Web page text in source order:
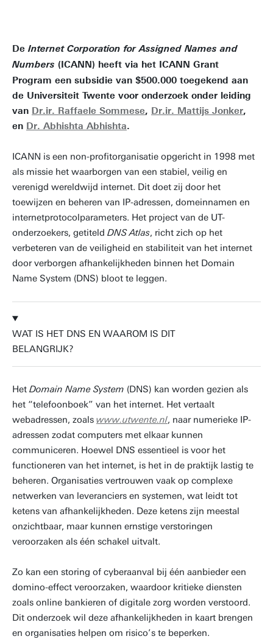
De Internet Corporation for Assigned Names and
Numbers (ICANN) heeft via het ICANN Grant
Program een subsidie van $500.000 toegekend aan
de Universiteit Twente voor onderzoek onder leiding
van Dr.ir. Raffaele Sommese, Dr.ir. Mattijs Jonker,
en Dr. Abhishta Abhishta.
ICANN is een non-profitorganisatie opgericht in 1998 met
als missie het waarborgen van een stabiel, veilig en
verenigd wereldwijd internet. Dit doet zij door het
toewijzen en beheren van IP-adressen, domeinnamen en
internetprotocolparameters. Het project van de UT-
onderzoekers, getiteld DNS Atlas, richt zich op het
verbeteren van de veiligheid en stabiliteit van het internet
door verborgen afhankelijkheden binnen het Domain
Name System (DNS) bloot te leggen.
WAT IS HET DNS EN WAAROM IS DIT
BELANGRIJK?
Het Domain Name System (DNS) kan worden gezien als
het “telefoonboek” van het internet. Het vertaalt
webadressen, zoals www.utwente.nl, naar numerieke IP-
adressen zodat computers met elkaar kunnen
communiceren. Hoewel DNS essentieel is voor het
functioneren van het internet, is het in de praktijk lastig te
beheren. Organisaties vertrouwen vaak op complexe
netwerken van leveranciers en systemen, wat leidt tot
ketens van afhankelijkheden. Deze ketens zijn meestal
onzichtbaar, maar kunnen ernstige verstoringen
veroorzaken als één schakel uitvalt.
Zo kan een storing of cyberaanval bij één aanbieder een
domino-effect veroorzaken, waardoor kritieke diensten
zoals online bankieren of digitale zorg worden verstoord.
Dit onderzoek wil deze afhankelijkheden in kaart brengen
en organisaties helpen om risico’s te beperken.